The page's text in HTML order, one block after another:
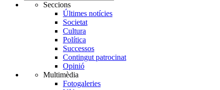
Seccions
Últimes notícies
Societat
Cultura
Política
Successos
Contingut patrocinat
Opinió
Multimèdia
Fotogaleries